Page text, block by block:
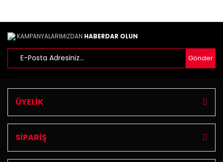
KAMPANYALARIMIZDAN HABERDAR OLUN
Gönder
ÜYELİK
SİPARİŞ